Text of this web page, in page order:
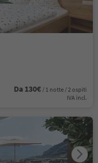
Da 130€ / 1 notte / 2 ospiti
IVA incl.